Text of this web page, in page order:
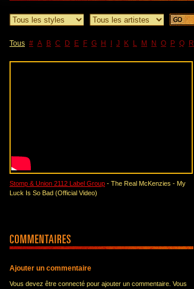
Tous # A B C D E F G H J K L M N O P Q R
Stomp & Union 2112 Label Group - The Real McKenzies - My
Luck Is So Bad (Official Video)
Ajouter un commentaire
Vous devez être connecté pour ajouter un commentaire. Vous